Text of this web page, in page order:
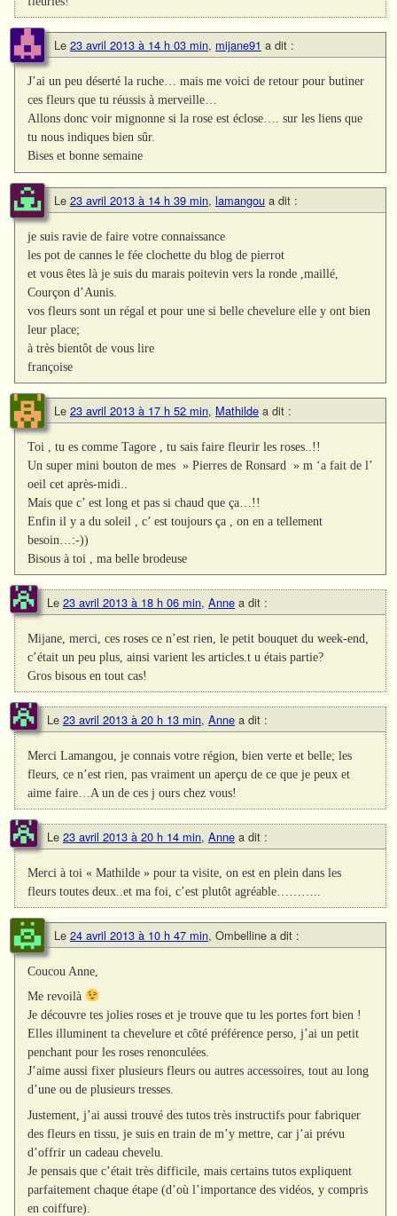
Le 23 avril 2013 à 14 h 03 min, mijane91 a dit :
J’ai un peu déserté la ruche… mais me voici de retour pour butiner
ces fleurs que tu réussis à merveille…
Allons donc voir mignonne si la rose est éclose…. sur les liens que
tu nous indiques bien sûr.
Bises et bonne semaine
Le 23 avril 2013 à 14 h 39 min, lamangou a dit :
je suis ravie de faire votre connaissance
les pot de cannes le fée clochette du blog de pierrot
et vous êtes là je suis du marais poitevin vers la ronde ,maillé,
Courçon d’Aunis.
vos fleurs sont un régal et pour une si belle chevelure elle y ont bien
leur place;
à très bientôt de vous lire
françoise
Le 23 avril 2013 à 17 h 52 min, Mathilde a dit :
Toi , tu es comme Tagore , tu sais faire fleurir les roses..!!
Un super mini bouton de mes » Pierres de Ronsard » m ‘a fait de l’
oeil cet après-midi..
Mais que c’ est long et pas si chaud que ça…!!
Enfin il y a du soleil , c’ est toujours ça , on en a tellement
besoin…:-))
Bisous à toi , ma belle brodeuse
Le 23 avril 2013 à 18 h 06 min, Anne a dit :
Mijane, merci, ces roses ce n’est rien, le petit bouquet du week-end,
c’était un peu plus, ainsi varient les articles.t u étais partie?
Gros bisous en tout cas!
Le 23 avril 2013 à 20 h 13 min, Anne a dit :
Merci Lamangou, je connais votre région, bien verte et belle; les
fleurs, ce n’est rien, pas vraiment un aperçu de ce que je peux et
aime faire…A un de ces j ours chez vous!
Le 23 avril 2013 à 20 h 14 min, Anne a dit :
Merci à toi « Mathilde » pour ta visite, on est en plein dans les
fleurs toutes deux..et ma foi, c’est plutôt agréable………..
Le 24 avril 2013 à 10 h 47 min, Ombelline a dit :
Coucou Anne,
Me revoilà
Je découvre tes jolies roses et je trouve que tu les portes fort bien !
Elles illuminent ta chevelure et côté préférence perso, j’ai un petit
penchant pour les roses renonculées.
J’aime aussi fixer plusieurs fleurs ou autres accessoires, tout au long
d’une ou de plusieurs tresses.
Justement, j’ai aussi trouvé des tutos très instructifs pour fabriquer
des fleurs en tissu, je suis en train de m’y mettre, car j’ai prévu
d’offrir un cadeau chevelu.
Je pensais que c’était très difficile, mais certains tutos expliquent
parfaitement chaque étape (d’où l’importance des vidéos, y compris
en coiffure).